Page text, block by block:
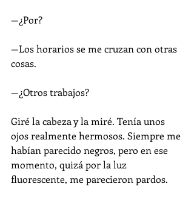
—¿Por?
—Los horarios se me cruzan con otras
cosas.
—¿Otros trabajos?
Giré la cabeza y la miré. Tenía unos
ojos realmente hermosos. Siempre me
habían parecido negros, pero en ese
momento, quizá por la luz
fluorescente, me parecieron pardos.